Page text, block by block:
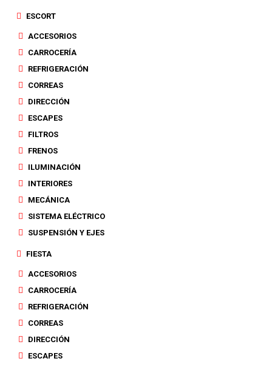
ESCORT
ACCESORIOS
CARROCERÍA
REFRIGERACIÓN
CORREAS
DIRECCIÓN
ESCAPES
FILTROS
FRENOS
ILUMINACIÓN
INTERIORES
MECÁNICA
SISTEMA ELÉCTRICO
SUSPENSIÓN Y EJES
FIESTA
ACCESORIOS
CARROCERÍA
REFRIGERACIÓN
CORREAS
DIRECCIÓN
ESCAPES